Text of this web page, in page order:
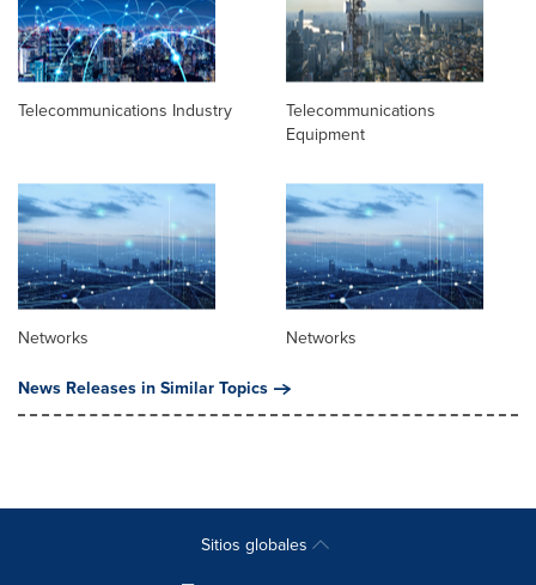
Telecommunications Industry
Telecommunications
Equipment
Networks
Networks
News Releases in Similar Topics
Sitios globales